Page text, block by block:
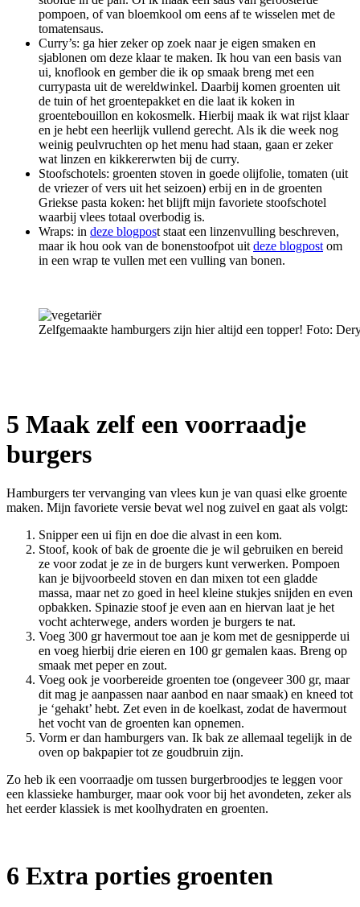
pompoen, of van bloemkool om eens af te wisselen met de
tomatensaus.
Curry’s: ga hier zeker op zoek naar je eigen smaken en
sjablonen om deze klaar te maken. Ik hou van een basis van
ui, knoflook en gember die ik op smaak breng met een
currypasta uit de wereldwinkel. Daarbij komen groenten uit
de tuin of het groentepakket en die laat ik koken in
groentebouillon en kokosmelk. Hierbij maak ik wat rijst klaar
en je hebt een heerlijk vullend gerecht. Als ik die week nog
weinig peulvruchten op het menu had staan, gaan er zeker
wat linzen en kikkererwten bij de curry.
Stoofschotels: groenten stoven in goede olijfolie, tomaten (uit
de vriezer of vers uit het seizoen) erbij en in de groenten
Griekse pasta koken: het blijft mijn favoriete stoofschotel
waarbij vlees totaal overbodig is.
Wraps: in deze blogpost staat een linzenvulling beschreven,
maar ik hou ook van de bonenstoofpot uit deze blogpost om
in een wrap te vullen met een vulling van bonen.
Zelfgemaakte hamburgers zijn hier altijd een topper! Foto:
5 Maak zelf een voorraadje
burgers
Hamburgers ter vervanging van vlees kun je van quasi elke groente
maken. Mijn favoriete versie bevat wel nog zuivel en gaat als volgt:
Snipper een ui fijn en doe die alvast in een kom.
Stoof, kook of bak de groente die je wil gebruiken en bereid
ze voor zodat je ze in de burgers kunt verwerken. Pompoen
kan je bijvoorbeeld stoven en dan mixen tot een gladde
massa, maar net zo goed in heel kleine stukjes snijden en even
opbakken. Spinazie stoof je even aan en hiervan laat je het
vocht achterwege, anders worden je burgers te nat.
Voeg 300 gr havermout toe aan je kom met de gesnipperde ui
en voeg hierbij drie eieren en 100 gr gemalen kaas. Breng op
smaak met peper en zout.
Voeg ook je voorbereide groenten toe (ongeveer 300 gr, maar
dit mag je aanpassen naar aanbod en naar smaak) en kneed tot
je ‘gehakt’ hebt. Zet even in de koelkast, zodat de havermout
het vocht van de groenten kan opnemen.
Vorm er dan hamburgers van. Ik bak ze allemaal tegelijk in de
oven op bakpapier tot ze goudbruin zijn.
Zo heb ik een voorraadje om tussen burgerbroodjes te leggen voor
een klassieke hamburger, maar ook voor bij het avondeten, zeker als
het eerder klassiek is met koolhydraten en groenten.
6 Extra porties groenten